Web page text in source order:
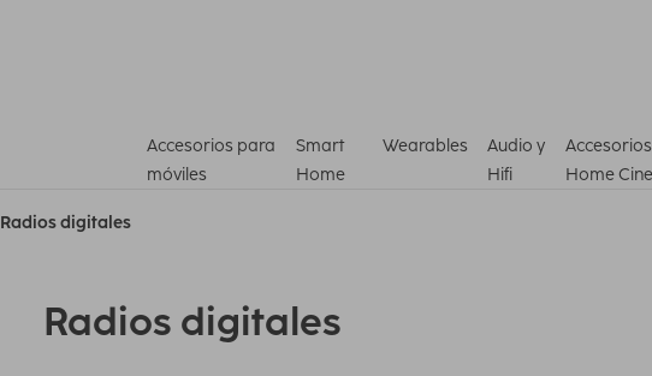
Accesorios para
móviles
Smart
Home
Wearables
Audio y
Hifi
Home
Radios digitales
Radios digitales